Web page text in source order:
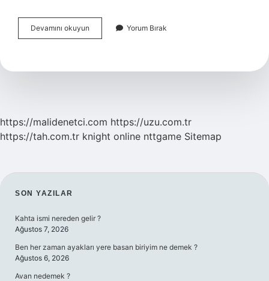
Devamını okuyun
Çok
Neden
Yorum Bırak
https://malidenetci.com https://uzu.com.tr
https://tah.com.tr knight online nttgame Sitemap
SIDEBAR
SON YAZILAR
Kahta ismi nereden gelir ?
Ağustos 7, 2026
Ben her zaman ayakları yere basan biriyim ne demek ?
Ağustos 6, 2026
Avan nedemek ?